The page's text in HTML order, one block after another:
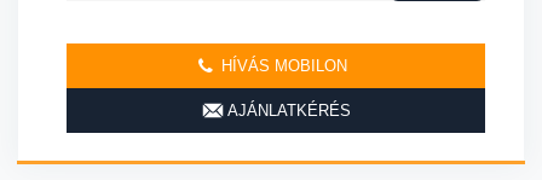
HÍVÁS MOBILON
AJÁNLATKÉRÉS